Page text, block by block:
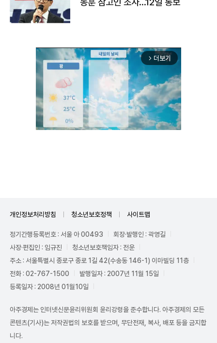
arrow_forward_ios 더보기
개인정보처리방침 청소년보호정책 사이트맵
정기간행등록번호 : 서울 아 00493
회장·발행인 : 곽영길
사장·편집인 : 임규진
청소년보호책임자 : 전운
주소 : 서울특별시 종로구 종로 1길 42(수송동 146-1) 이마빌딩 11층
전화 : 02-767-1500
발행일자 : 2007년 11월 15일
등록일자 : 2008년 01월10일
아주경제는 인터넷신문윤리위원회 윤리강령을 준수합니다. 아주경제의 모든
콘텐츠(기사)는 저작권법의 보호를 받으며, 무단전재, 복사, 배포 등을 금지합
니다.